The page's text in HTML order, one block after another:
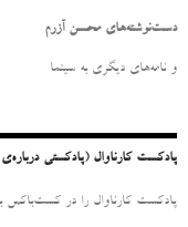
و
ر
دست‌نوشته‌های محسن آزرم
و نامه‌‌های دیگری به سینما
پادکست کارناوال (پادکستی
پادکست کارناوال را در کست‌باکس